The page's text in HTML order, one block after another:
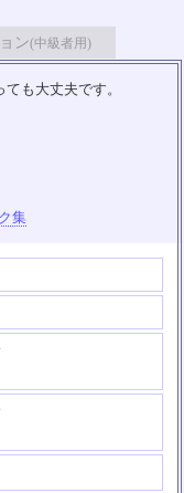
ン(中級者用)
も大丈夫です。
集